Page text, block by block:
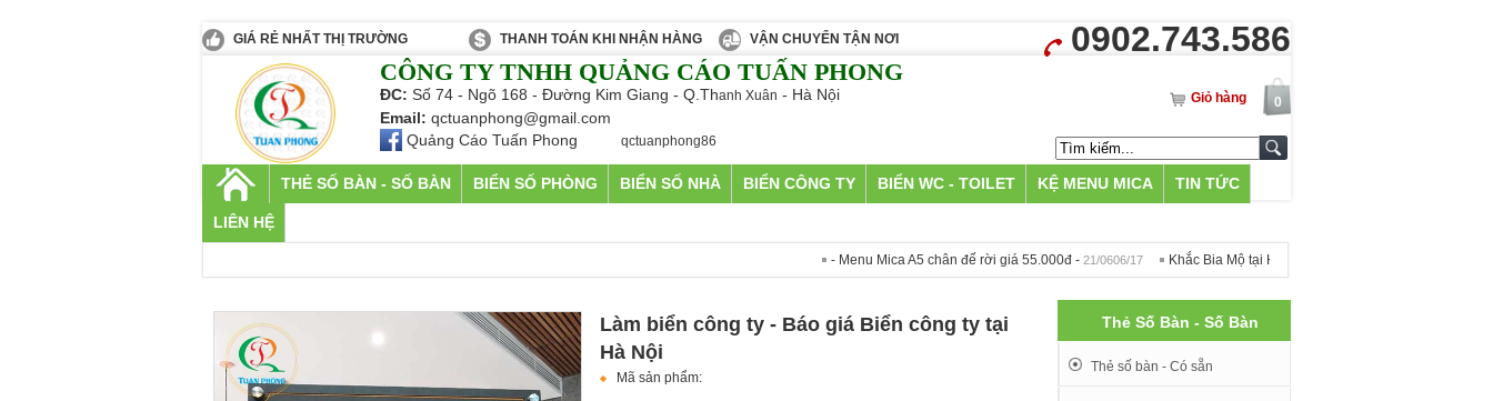
GIÁ RẺ NHẤT THỊ TRƯỜNG THANH TOÁN KHI NHẬN HÀNG VẬN CHUYỂN TẬN NƠI 0902.743.586
CÔNG TY TNHH QUẢNG CÁO TUẤN PHONG
ĐC: Số 74 - Ngõ 168 - Đường Kim Giang - Q.Thanh Xuân - Hà Nội
Email: qctuanphong@gmail.com
Quảng Cáo Tuấn Phong
qctuanphong86
Giỏ hàng 0
THẺ SỐ BÀN - SỐ BÀN BIỂN SỐ PHÒNG BIỂN SỐ NHÀ BIỂN CÔNG TY BIỂN WC - TOILET KỆ MENU MICA TIN TỨC
LIÊN HỆ
- Menu Mica A5 chân đế rời giá 55.000đ -21/0606/17 Khắc Bia Mộ tại Hà Nội - 500k -
Làm biển công ty - Báo giá Biển công ty tại
Hà Nội
Mã sản phẩm:
Thẻ Số Bàn - Số Bàn
Thẻ số bàn - Có sẵn